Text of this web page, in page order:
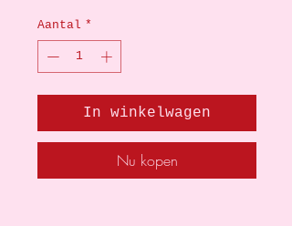
Aantal *
In winkelwagen
Nu kopen